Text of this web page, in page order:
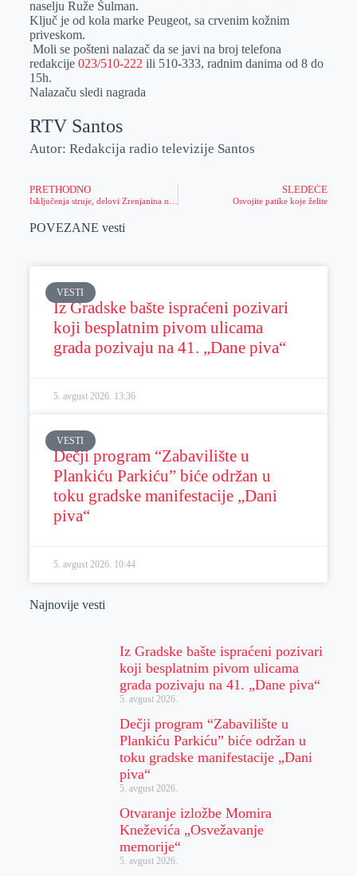
r
n
A
p
p
i
l
naselju Ruže Šulman.
Ključ je od kola marke Peugeot, sa crvenim kožnim
priveskom.
Moli se pošteni nalazač da se javi na broj telefona
redakcije 023/510-222 ili 510-333, radnim danima od 8 do
15h.
Nalazaču sledi nagrada
RTV Santos
Autor: Redakcija radio televizije Santos
PRETHODNO SLEDEĆE
Osvojite patike koje želite
POVEZANE vesti
VESTI
Iz Gradske bašte ispraćeni pozivari
koji besplatnim pivom ulicama
grada pozivaju na 41. „Dane piva“
5. avgust 2026. 13:36
VESTI
Dečji program “Zabavilište u
Plankiću Parkiću” biće održan u
toku gradske manifestacije „Dani
piva“
5. avgust 2026. 10:44
Najnovije vesti
Iz Gradske bašte ispraćeni pozivari
koji besplatnim pivom ulicama
grada pozivaju na 41. „Dane piva“
5. avgust 2026.
Dečji program “Zabavilište u
Plankiću Parkiću” biće održan u
toku gradske manifestacije „Dani
piva“
5. avgust 2026.
Otvaranje izložbe Momira
Kneževića „Osvežavanje
memorije“
5. avgust 2026.